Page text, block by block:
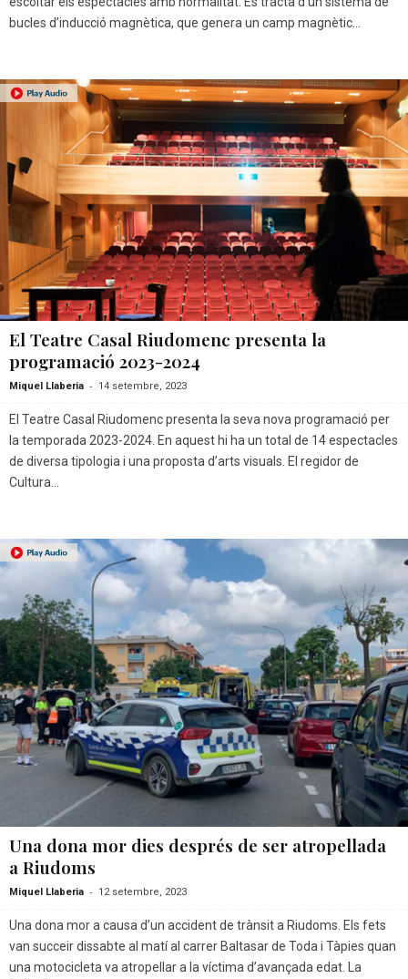
bucles d’inducció magnètica, que genera un camp magnètic...
El Teatre Casal Riudomenc presenta la
programació 2023-2024
Miquel Llaberia - 14 setembre, 2023
El Teatre Casal Riudomenc presenta la seva nova programació per
la temporada 2023-2024. En aquest hi ha un total de 14 espectacles
de diversa tipologia i una proposta d’arts visuals. El regidor de
Cultura...
Una dona mor dies després de ser atropellada
a Riudoms
Miquel Llaberia - 12 setembre, 2023
Una dona mor a causa d’un accident de trànsit a Riudoms. Els fets
van succeir dissabte al matí al carrer Baltasar de Toda i Tàpies quan
una motocicleta va atropellar a la víctima d’avançada edat. La